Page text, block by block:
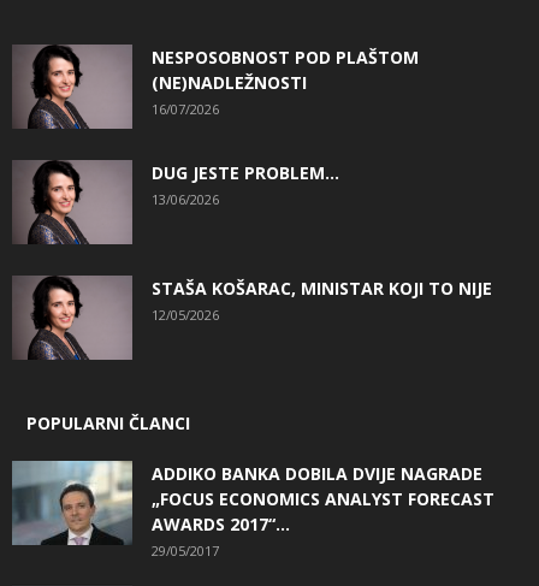
NESPOSOBNOST POD PLAŠTOM
(NE)NADLEŽNOSTI
16/07/2026
DUG JESTE PROBLEM…
13/06/2026
STAŠA KOŠARAC, MINISTAR KOJI TO NIJE
12/05/2026
POPULARNI ČLANCI
ADDIKO BANKA DOBILA DVIJE NAGRADE
„FOCUS ECONOMICS ANALYST FORECAST
AWARDS 2017“...
29/05/2017